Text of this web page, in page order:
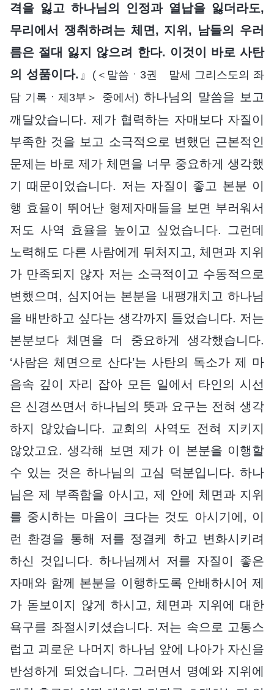
격을 잃고 하나님의 인정과 열납을 잃더라도,
무리에서 쟁취하려는 체면, 지위, 남들의 우러
름은 절대 잃지 않으려 한다. 이것이 바로 사탄
의 성품이다. 』
(＜말씀ㆍ3권 말세 그리스도의 좌
담 기록ㆍ제3부＞ 중에서) 하나님의 말씀을 보고
깨달았습니다. 제가 협력하는 자매보다 자질이
부족한 것을 보고 소극적으로 변했던 근본적인
문제는 바로 제가 체면을 너무 중요하게 생각했
기 때문이었습니다. 저는 자질이 좋고 본분 이
행 효율이 뛰어난 형제자매들을 보면 부러워서
저도 사역 효율을 높이고 싶었습니다. 그런데
노력해도 다른 사람에게 뒤처지고, 체면과 지위
가 만족되지 않자 저는 소극적이고 수동적으로
변했으며, 심지어는 본분을 내팽개치고 하나님
을 배반하고 싶다는 생각까지 들었습니다. 저는
본분보다 체면을 더 중요하게 생각했습니다.
‘사람은 체면으로 산다’는 사탄의 독소가 제 마
음속 깊이 자리 잡아 모든 일에서 타인의 시선
은 신경쓰면서 하나님의 뜻과 요구는 전혀 생각
하지 않았습니다. 교회의 사역도 전혀 지키지
않았고요. 생각해 보면 제가 이 본분을 이행할
수 있는 것은 하나님의 고심 덕분입니다. 하나
님은 제 부족함을 아시고, 제 안에 체면과 지위
를 중시하는 마음이 크다는 것도 아시기에, 이
런 환경을 통해 저를 정결케 하고 변화시키려
하신 것입니다. 하나님께서 저를 자질이 좋은
자매와 함께 본분을 이행하도록 안배하시어 제
가 돋보이지 않게 하시고, 체면과 지위에 대한
욕구를 좌절시키셨습니다. 저는 속으로 고통스
럽고 괴로운 나머지 하나님 앞에 나아가 자신을
반성하게 되었습니다. 그러면서 명예와 지위에